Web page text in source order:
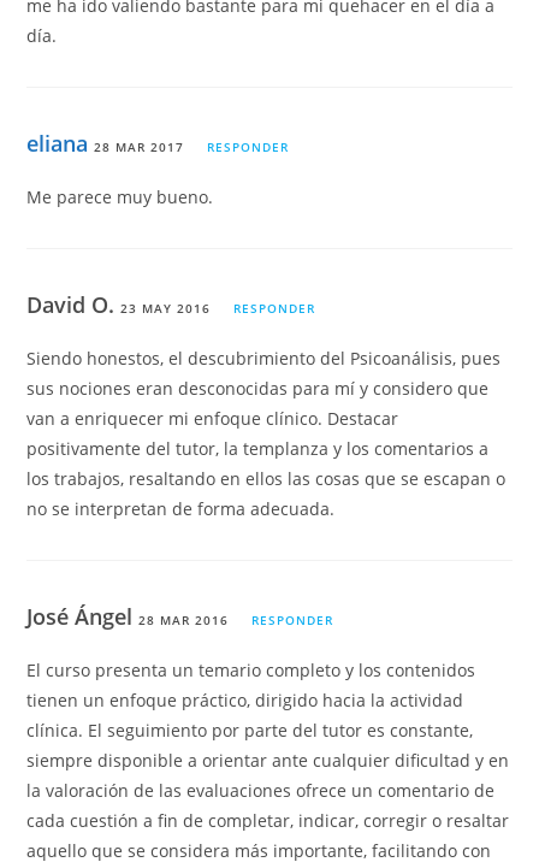
me ha ido valiendo bastante para mi quehacer en el día a
día.
eliana 28 MAR 2017 RESPONDER
Me parece muy bueno.
David O.23 MAY 2016 RESPONDER
Siendo honestos, el descubrimiento del Psicoanálisis, pues
sus nociones eran desconocidas para mí y considero que
van a enriquecer mi enfoque clínico. Destacar
positivamente del tutor, la templanza y los comentarios a
los trabajos, resaltando en ellos las cosas que se escapan o
no se interpretan de forma adecuada.
José Ángel28 MAR 2016 RESPONDER
El curso presenta un temario completo y los contenidos
tienen un enfoque práctico, dirigido hacia la actividad
clínica. El seguimiento por parte del tutor es constante,
siempre disponible a orientar ante cualquier dificultad y en
la valoración de las evaluaciones ofrece un comentario de
cada cuestión a fin de completar, indicar, corregir o resaltar
aquello que se considera más importante, facilitando con